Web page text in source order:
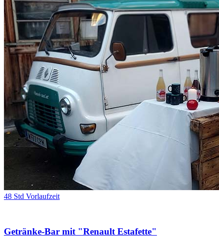
48 Std Vorlaufzeit
Getränke-Bar mit "Renault Estafette"